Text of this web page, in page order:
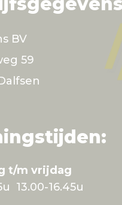
BV
59
t/m vrijdag
13.00-16.45u